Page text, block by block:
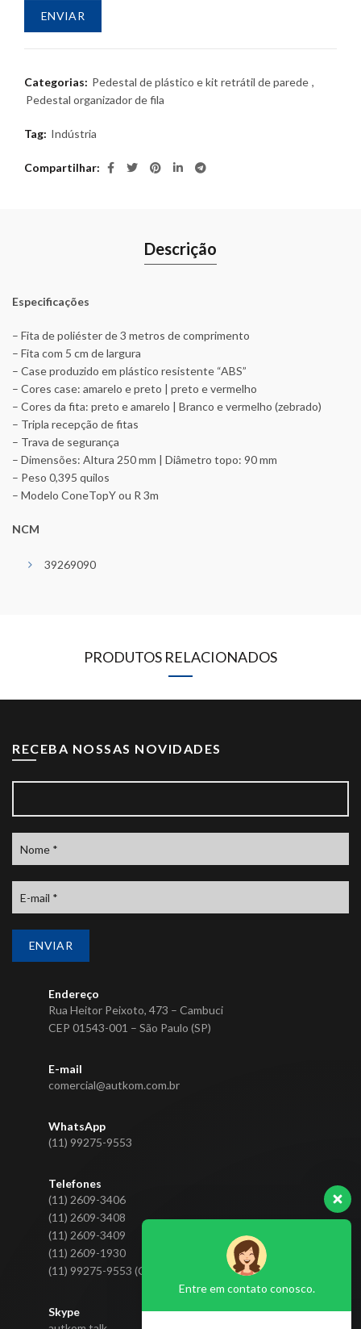
Categorias: Pedestal de plástico e kit retrátil de parede ,
Pedestal organizador de fila
Tag: Indústria
Compartilhar
Descrição
Especificações
– Fita de poliéster de 3 metros de comprimento
– Fita com 5 cm de largura
– Case produzido em plástico resistente “ABS”
– Cores case: amarelo e preto | preto e vermelho
– Cores da fita: preto e amarelo | Branco e vermelho (zebrado)
– Tripla recepção de fitas
– Trava de segurança
– Dimensões: Altura 250 mm | Diâmetro topo: 90 mm
– Peso 0,395 quilos
– Modelo ConeTopY ou R 3m
NCM
39269090
PRODUTOS RELACIONADOS
RECEBA NOSSAS NOVIDADES
Endereço
Rua Heitor Peixoto, 473 – Cambuci
CEP 01543-001 – São Paulo (SP)
E-mail
comercial@autkom.com.br
WhatsApp
(11) 99275-9553
Telefones
(11) 2609-3406
(11) 2609-3408
(11) 2609-3409
(11) 2609-1930
(11) 99275-9553 (CLARO)
Skype
Entre em contato conosco.